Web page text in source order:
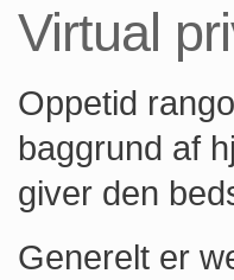
Virtual
Oppetid
baggrund af
giver den
Generelt er